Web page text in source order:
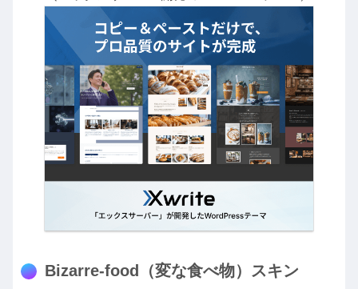
Bizarre-food（変な食べ物）スキン